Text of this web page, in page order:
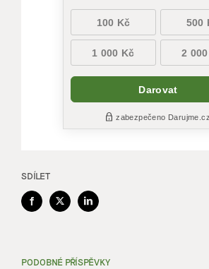
SDÍLET
Facebook
X LinkedIn
PODOBNÉ PŘÍSPĚVKY